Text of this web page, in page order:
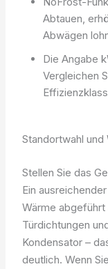
Abtauen,
Abwägen
Die Angabe
Vergleichen
Standortwahl
Stellen Sie das
Ein
Wärme
Türdichtungen
Kondensator –
deutlich. Wenn